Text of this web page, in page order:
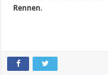
Rennen.